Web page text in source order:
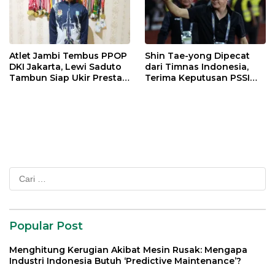
Atlet Jambi Tembus PPOP
DKI Jakarta, Lewi Saduto
Tambun Siap Ukir Prestasi
Shin Tae-yong Dipecat
dari Timnas Indonesia,
Terima Keputusan PSSI
Cari
untuk:
Popular Post
Menghitung Kerugian Akibat Mesin Rusak: Mengapa
Industri Indonesia Butuh ‘Predictive Maintenance’?